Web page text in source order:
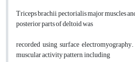
Triceps brachii, pectorialis major muscles
posterior parts of deltoid was
recorded using surface
muscular activity pattern, including